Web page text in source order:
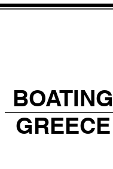
BOATING
GREECE